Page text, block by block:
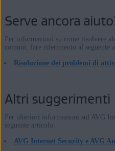
Serve ancora
Per informazioni su come risolvere
comuni, fare riferimento al seguente
Risoluzione dei problemi di
Altri suggerimenti
Per ulteriori informazioni sul AVG
seguente articolo:
AVG Internet Security e AVG